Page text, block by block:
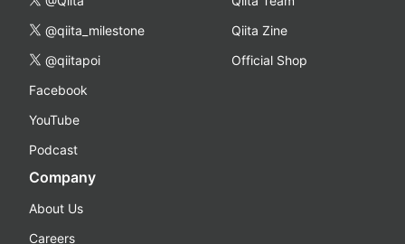
@qiita_milestone
@qiitapoi
Facebook
YouTube
Podcast
Qiita Zine
Official Shop
Company
About Us
Careers